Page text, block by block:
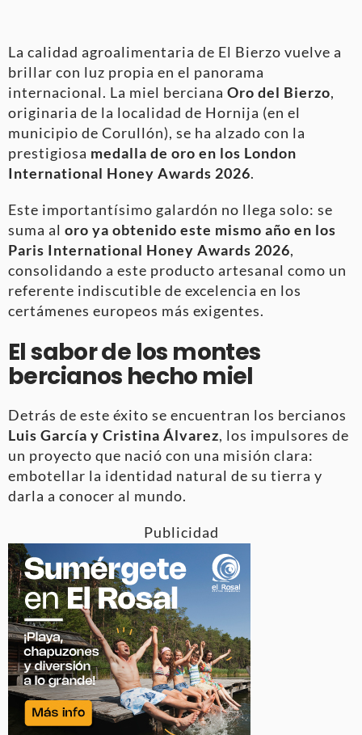
La calidad agroalimentaria de El Bierzo vuelve a
brillar con luz propia en el panorama
internacional. La miel berciana Oro del Bierzo,
originaria de la localidad de Hornija (en el
municipio de Corullón), se ha alzado con la
prestigiosa medalla de oro en los London
International Honey Awards 2026.
Este importantísimo galardón no llega solo: se
suma al oro ya obtenido este mismo año en los
Paris International Honey Awards 2026,
consolidando a este producto artesanal como un
referente indiscutible de excelencia en los
certámenes europeos más exigentes.
El sabor de los montes
bercianos hecho miel
Detrás de este éxito se encuentran los bercianos
Luis García y Cristina Álvarez, los impulsores de
un proyecto que nació con una misión clara:
embotellar la identidad natural de su tierra y
darla a conocer al mundo.
Publicidad